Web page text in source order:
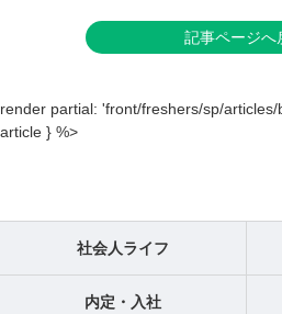
記事ページへ
render partial: 'front/freshers/sp/
article } %>
社会人ライフ
内定・入社